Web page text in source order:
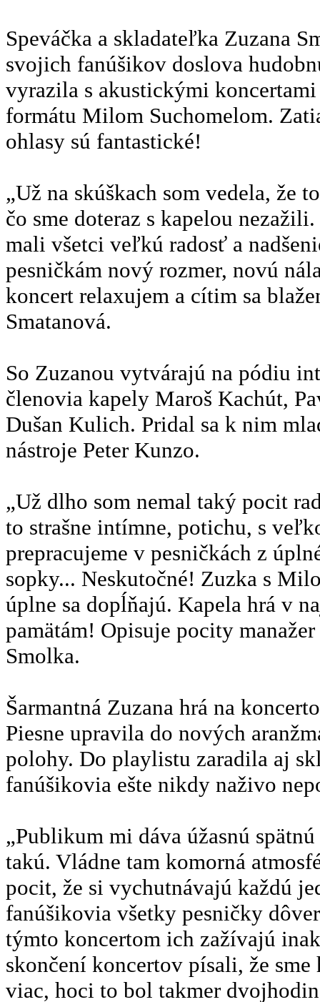
Speváčka a skladateľka Zuzana
svojich fanúšikov doslova
vyrazila s akustickými
formátu Milom Suchomelom.
ohlasy sú fantastické!
„Už na skúškach som vedela, že
čo sme doteraz s kapelou
mali všetci veľkú radosť a
pesničkám nový rozmer, novú
koncert relaxujem a cítim sa
Smatanová.
So Zuzanou vytvárajú na pódiu
členovia kapely Maroš Kachút,
Dušan Kulich. Pridal sa k nim
nástroje Peter Kunzo.
„Už dlho som nemal taký pocit
to strašne intímne, potichu, s
prepracujeme v pesničkách z
sopky... Neskutočné! Zuzka s
úplne sa dopĺňajú. Kapela hrá v
pamätám! Opisuje pocity
Smolka.
Šarmantná Zuzana hrá na
Piesne upravila do nových
polohy. Do playlistu zaradila aj
fanúšikovia ešte nikdy naživo
„Publikum mi dáva úžasnú
takú. Vládne tam komorná
pocit, že si vychutnávajú každú
fanúšikovia všetky pesničky
týmto koncertom ich zažívajú
skončení koncertov písali, že
viac, hoci to bol takmer